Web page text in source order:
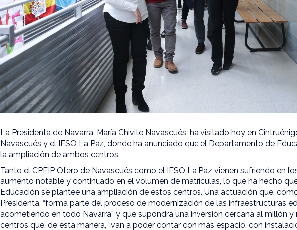
La Presidenta de Navarra, María Chivite Navascués, ha visitado hoy en
Navascués y el IESO La Paz, donde ha anunciado que el Departamento de
la ampliación de ambos centros.
Tanto el CPEIP Otero de Navascués como el IESO La Paz vienen sufriendo en
aumento notable y continuado en el volumen de matrículas, lo que ha hecho
Educación se plantee una ampliación de estos centros. Una actuación que,
Presidenta, “forma parte del proceso de modernización de las infraestructuras
acometiendo en todo Navarra” y que supondrá una inversión cercana al millón
centros que, de esta manera, “van a poder contar con más espacio, con